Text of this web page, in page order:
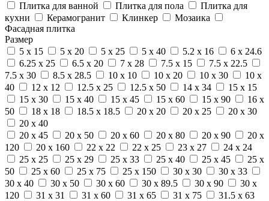
Плитка для ванной
Плитка для пола
Плитка для
кухни
Керамогранит Клинкер
Мозаика
Фасадная плитка
Размер
5 x 15
5 x 20 5 x 25 5 x 40 5.2 x 16
6 x 24.6
6.25 x 25
6.5 x 20 7 x 28 7.5 x 15
7.5 x 22.5
7.5 x 30
8.5 x 28.5 10 x 10 10 x 20 10 x 30
10 x
40
12 x 12 12.5 x 25 12.5 x 50 14 x 34
15 x 15
15 x 30
15 x 40 15 x 45 15 x 60 15 x 90
16 x
50
18 x 18 18.5 x 18.5 20 x 20 20 x 25
20 x 30
20 x 40
20 x 45
20 x 50 20 x 60 20 x 80 20 x 90
20 x
120
20 x 160 22 x 22 22 x 25 23 x 27
24 x 24
25 x 25
25 x 29 25 x 33 25 x 40 25 x 45
25 x
50
25 x 60 25 x 75 25 x 150 30 x 30
30 x 33
30 x 40
30 x 50 30 x 60 30 x 89.5 30 x 90
30 x
120
31 x 31 31 x 60 31 x 65 31 x 75
31.5 x 63